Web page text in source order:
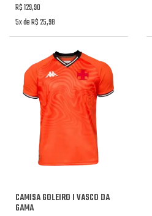
R$ 129,90
5x de R$ 25,98
CAMISA GOLEIRO I VASCO DA
GAMA